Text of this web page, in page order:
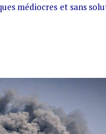
médiocres et sans